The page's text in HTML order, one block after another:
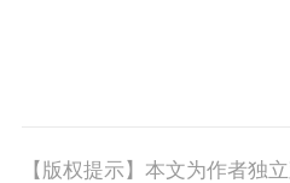
【版权提示】本文为作者独